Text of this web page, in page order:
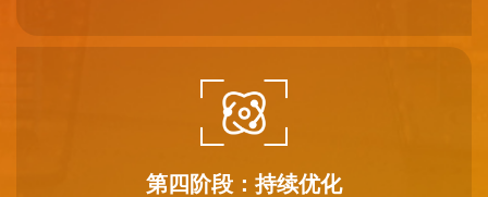
第四阶段：持续优化